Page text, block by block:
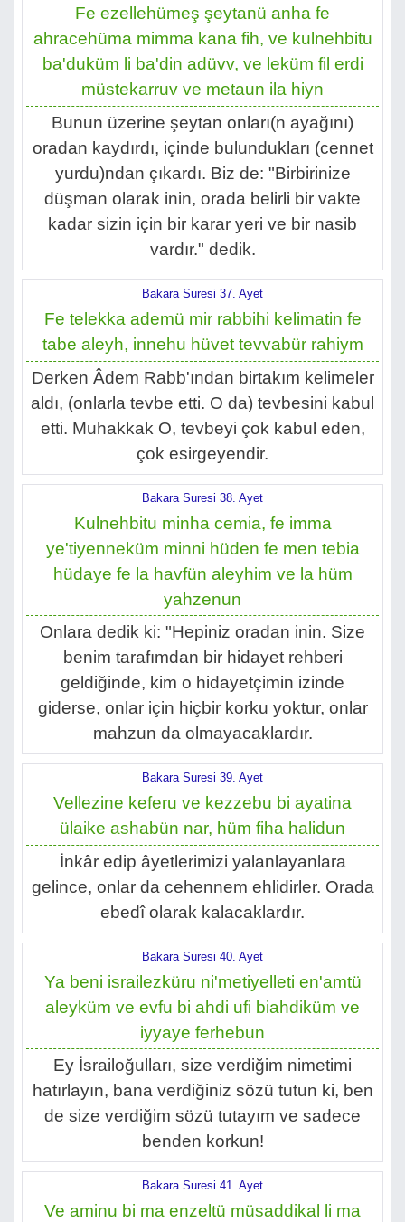
Fe ezellehümeş şeytanü anha fe
ahracehüma mimma kana fih, ve kulnehbitu
ba'duküm li ba'din adüvv, ve leküm fil erdi
müstekarruv ve metaun ila hiyn
Bunun üzerine şeytan onları(n ayağını)
oradan kaydırdı, içinde bulundukları (cennet
yurdu)ndan çıkardı. Biz de: "Birbirinize
düşman olarak inin, orada belirli bir vakte
kadar sizin için bir karar yeri ve bir nasib
vardır." dedik.
Bakara Suresi 37. Ayet
Fe telekka ademü mir rabbihi kelimatin fe
tabe aleyh, innehu hüvet tevvabür rahiym
Derken Âdem Rabb'ından birtakım kelimeler
aldı, (onlarla tevbe etti. O da) tevbesini kabul
etti. Muhakkak O, tevbeyi çok kabul eden,
çok esirgeyendir.
Bakara Suresi 38. Ayet
Kulnehbitu minha cemia, fe imma
ye'tiyenneküm minni hüden fe men tebia
hüdaye fe la havfün aleyhim ve la hüm
yahzenun
Onlara dedik ki: "Hepiniz oradan inin. Size
benim tarafımdan bir hidayet rehberi
geldiğinde, kim o hidayetçimin izinde
giderse, onlar için hiçbir korku yoktur, onlar
mahzun da olmayacaklardır.
Bakara Suresi 39. Ayet
Vellezine keferu ve kezzebu bi ayatina
ülaike ashabün nar, hüm fiha halidun
İnkâr edip âyetlerimizi yalanlayanlara
gelince, onlar da cehennem ehlidirler. Orada
ebedî olarak kalacaklardır.
Bakara Suresi 40. Ayet
Ya beni israilezküru ni'metiyelleti en'amtü
aleyküm ve evfu bi ahdi ufi biahdiküm ve
iyyaye ferhebun
Ey İsrailoğulları, size verdiğim nimetimi
hatırlayın, bana verdiğiniz sözü tutun ki, ben
de size verdiğim sözü tutayım ve sadece
benden korkun!
Bakara Suresi 41. Ayet
Ve aminu bi ma enzeltü müsaddikal li ma